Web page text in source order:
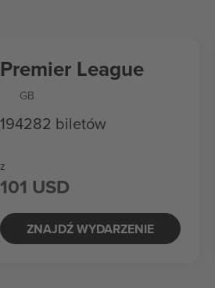
Premier League
GB
194282 biletów
z
101 USD
ZNAJDŹ WYDARZENIE